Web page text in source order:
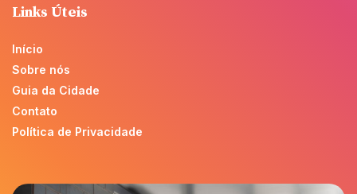
Links Úteis
Início
Sobre nós
Guia da Cidade
Contato
Política de Privacidade